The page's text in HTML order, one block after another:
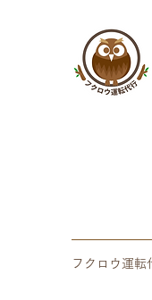
フクロウ運転